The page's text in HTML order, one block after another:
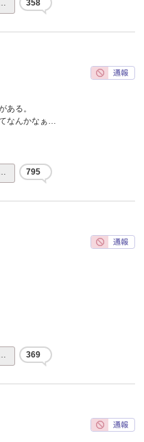
358
ある。
なんかなぁ…
795
369